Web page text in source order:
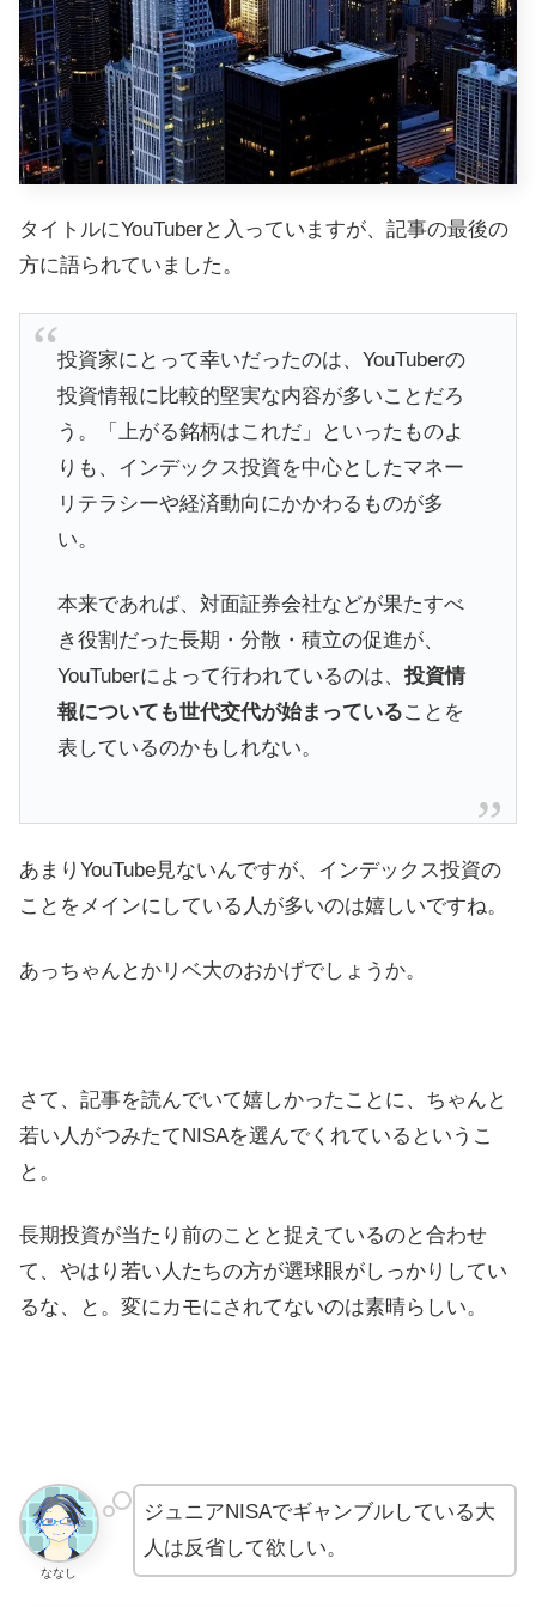
タイトルにYouTuberと入っていますが、記事の最後の
方に語られていました。
投資家にとって幸いだったのは、YouTuberの
投資情報に比較的堅実な内容が多いことだろ
う。「上がる銘柄はこれだ」といったものよ
りも、インデックス投資を中心としたマネー
リテラシーや経済動向にかかわるものが多
い。
本来であれば、対面証券会社などが果たすべ
き役割だった長期・分散・積立の促進が、
YouTuberによって行われているのは、 投資情
報についても世代交代が始まっていることを
表しているのかもしれない。
あまりYouTube見ないんですが、インデックス投資の
ことをメインにしている人が多いのは嬉しいですね。
あっちゃんとかリベ大のおかげでしょうか。
さて、記事を読んでいて嬉しかったことに、ちゃんと
若い人がつみたてNISAを選んでくれているというこ
と。
長期投資が当たり前のことと捉えているのと合わせ
て、やはり若い人たちの方が選球眼がしっかりしてい
るな、と。変にカモにされてないのは素晴らしい。
ななし
ジュニアNISAでギャンブルしている大
人は反省して欲しい。